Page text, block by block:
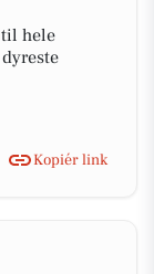
hele
Kopiér link